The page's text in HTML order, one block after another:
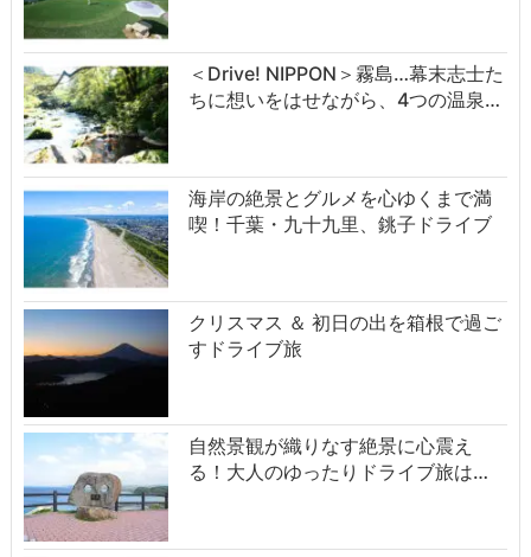
＜Drive! NIPPON＞霧島…幕末志士た
ちに想いをはせながら、4つの温泉…
海岸の絶景とグルメを心ゆくまで満
喫！千葉・九十九里、銚子ドライブ
クリスマス ＆ 初日の出を箱根で過ご
すドライブ旅
自然景観が織りなす絶景に心震え
る！大人のゆったりドライブ旅は…